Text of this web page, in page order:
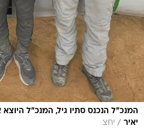
המנכ"ל הנכנס סתיו גיל, המנכ"ל היוצא
יאיר / יחצ